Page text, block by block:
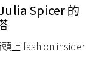
Spicer 的
上 fashion insider